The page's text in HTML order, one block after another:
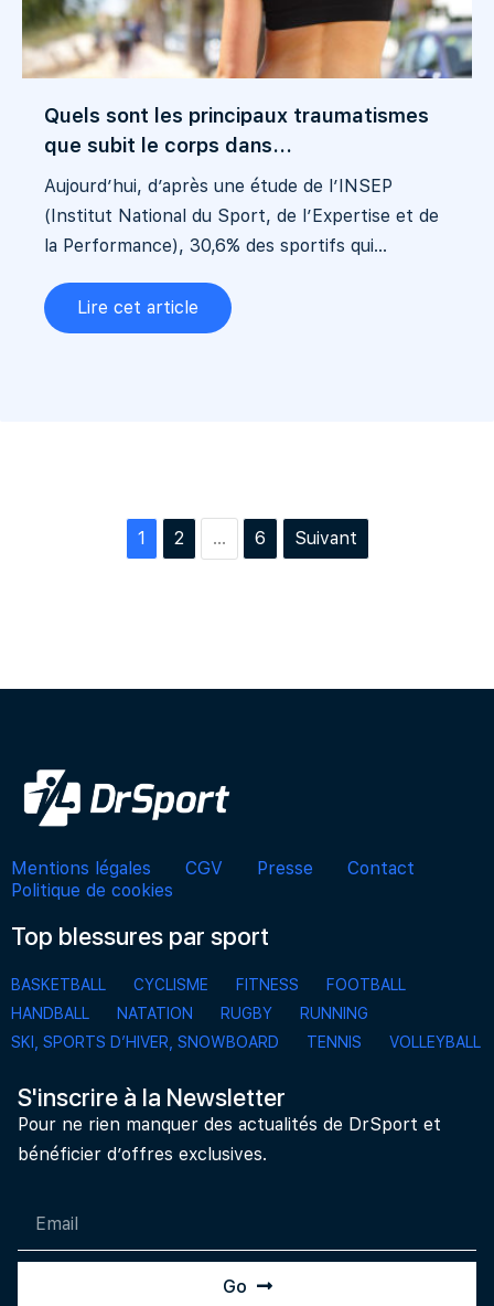
Quels sont les principaux traumatismes
que subit le corps dans...
Aujourd’hui, d’après une étude de l’INSEP
(Institut National du Sport, de l’Expertise et de
la Performance), 30,6% des sportifs qui...
Lire cet article
1 2 … 6 Suivant
Mentions légales CGV Presse
Contact
Politique de cookies
Top blessures par sport
BASKETBALL CYCLISME FITNESS
FOOTBALL
HANDBALL
NATATION RUGBY
RUNNING
SKI, SPORTS D’HIVER, SNOWBOARD
TENNIS VOLLEYBALL
S'inscrire à la Newsletter
Pour ne rien manquer des actualités de DrSport et
bénéficier d’offres exclusives.
Go